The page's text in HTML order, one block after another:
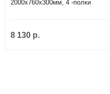
2000х760х300мм, 4 -полки
8 130 р.